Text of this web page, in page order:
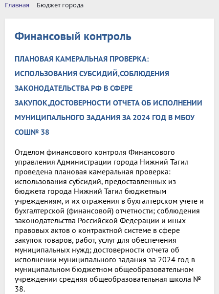
Главная Бюджет города
Финансовый контроль
ПЛАНОВАЯ КАМЕРАЛЬНАЯ ПРОВЕРКА:
ИСПОЛЬЗОВАНИЯ СУБСИДИЙ,СОБЛЮДЕНИЯ
ЗАКОНОДАТЕЛЬСТВА РФ В СФЕРЕ
ЗАКУПОК,ДОСТОВЕРНОСТИ ОТЧЕТА ОБ ИСПОЛНЕНИИ
МУНИЦИПАЛЬНОГО ЗАДАНИЯ ЗА 2024 ГОД В МБОУ
СОШ№ 38
Отделом финансового контроля Финансового
управления Администрации города Нижний Тагил
проведена плановая камеральная проверка:
использования субсидий, предоставленных из
бюджета города Нижний Тагил бюджетным
учреждениям, и их отражения в бухгалтерском учете и
бухгалтерской (финансовой) отчетности; соблюдения
законодательства Российской Федерации и иных
правовых актов о контрактной системе в сфере
закупок товаров, работ, услуг для обеспечения
муниципальных нужд; достоверности отчета об
исполнении муниципального задания за 2024 год в
муниципальном бюджетном общеобразовательном
учреждении средняя общеобразовательная школа №
38.